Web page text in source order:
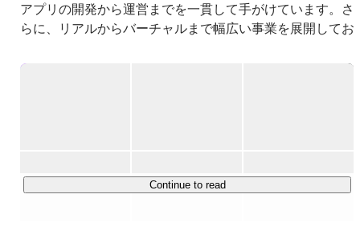
アプリの開発から運営までを一貫して手がけています。さ
らに、リアルからバーチャルまで幅広い事業を展開してお
開にも力を入れています。
毎日約6万人のユーザーにご利用いただいています。現
Continue to read